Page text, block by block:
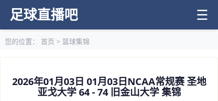
足球直播吧 ☰
您的位置： 首页 > 篮球集锦
2026年01月03日 01月03日NCAA常规赛 圣地
亚戈大学 64 - 74 旧金山大学 集锦